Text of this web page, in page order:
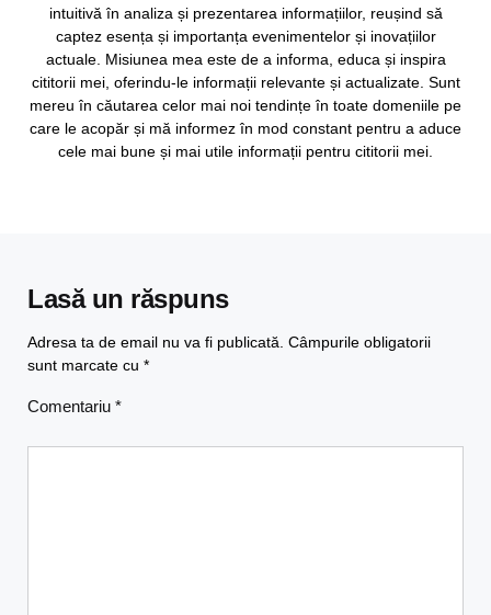
intuitivă în analiza și prezentarea informațiilor, reușind să
captez esența și importanța evenimentelor și inovațiilor
actuale. Misiunea mea este de a informa, educa și inspira
cititorii mei, oferindu-le informații relevante și actualizate. Sunt
mereu în căutarea celor mai noi tendințe în toate domeniile pe
care le acopăr și mă informez în mod constant pentru a aduce
cele mai bune și mai utile informații pentru cititorii mei.
Lasă un răspuns
Adresa ta de email nu va fi publicată. Câmpurile obligatorii
sunt marcate cu *
Comentariu *